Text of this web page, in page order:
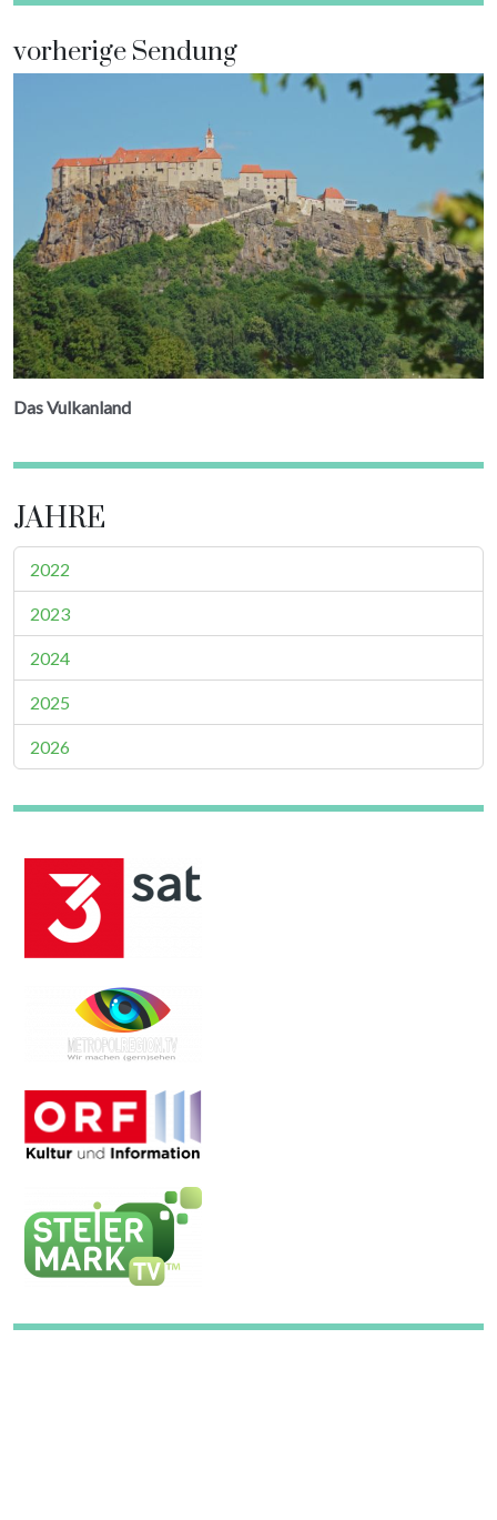
vorherige Sendung
Das Vulkanland
JAHRE
2022
2023
2024
2025
2026